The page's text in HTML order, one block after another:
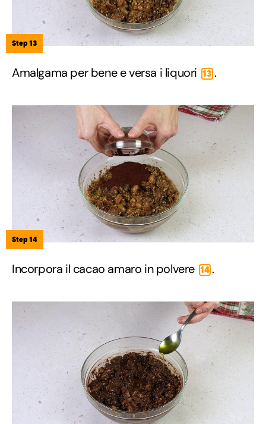
Step 13
Amalgama per bene e versa i liquori 13 .
Step 14
Incorpora il cacao amaro in polvere 14 .